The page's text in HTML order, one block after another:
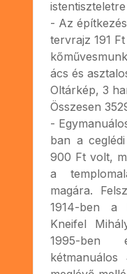
- Az
tervrajz 191
ács és
Oltárkép, 3
Összesen
-
ban a
900 Ft volt,
a
magára.
1914-ben a
Kneifel
1995-ben